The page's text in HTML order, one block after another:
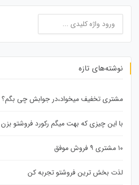
نوشته‌های تازه
مشتری تخفیف میخواد،در جوابش چی بگم؟
با این چیزی که بهت میگم رکورد فروشتو بزن
۱۰ مشتری ۹ فروش موفق
لذت بخش ترین فروشتو تجربه کن